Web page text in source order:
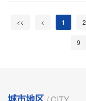
<< < 1 2
9